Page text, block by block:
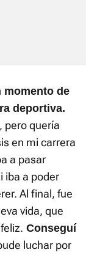
momento de
deportiva.
pero quería
en mi carrera
a pasar
iba a poder
Al final, fue
vida, que
Conseguí
luchar por